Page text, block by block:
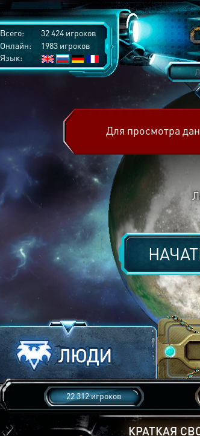
Всего:
32 424 игроков
Онлайн:
1983 игроков
Язык:
Для просмотра
22 312 игроков
КРАТКАЯ